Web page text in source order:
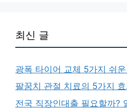
최신 글
광폭 타이어 교체 5가지 쉬
팔꿈치 관절 치료의 5가지
전국 직장인대출 필요할까?